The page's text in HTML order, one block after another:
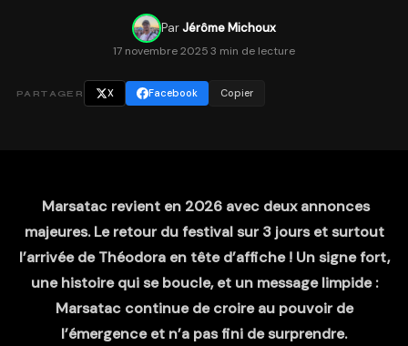
ParJérôme Michoux
17 novembre 20253 min de lecture
PARTAGER X Facebook Copier
Marsatac revient en 2026 avec deux annonces
majeures. Le retour du festival sur 3 jours et surtout
l’arrivée de Théodora en tête d’affiche ! Un signe fort,
une histoire qui se boucle, et un message limpide :
Marsatac continue de croire au pouvoir de
l’émergence et n’a pas fini de surprendre.